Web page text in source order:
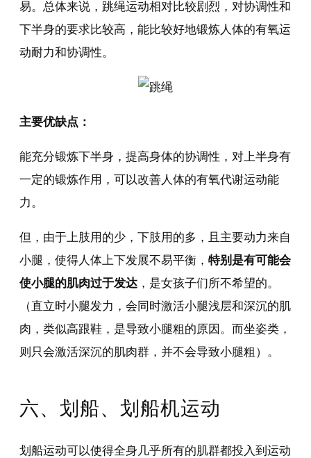
易。总体来说，跳绳运动相对比较剧烈，对协调性和
下半身的要求比较高，能比较好地锻炼人体的有氧运
动耐力和协调性。
主要优缺点：
能充分锻炼下半身，提高身体的协调性，对上半身有
一定的锻炼作用，可以改善人体的有氧代谢运动能
力。
但，由于上肢用的少，下肢用的多，且主要动力来自
小腿，使得人体上下发展不易平衡， 特别是有可能会
使小腿的肌肉过于发达 ，是女孩子们所不希望的。
（直立时小腿发力，会同时激活小腿浅层和深沉的肌
肉，类似高跟鞋，是导致小腿粗的原因。而坐姿类，
则只会激活深沉的肌肉群，并不会导致小腿粗）。
六、划船、划船机运动
划船运动可以使得全身几乎所有的肌群都投入到运动